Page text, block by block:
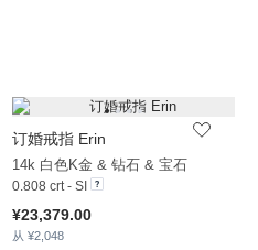
订婚戒指 Erin
14k 白色K金 & 钻石 & 宝石
0.808 crt - SI
¥23,379.00
从 ¥2,048